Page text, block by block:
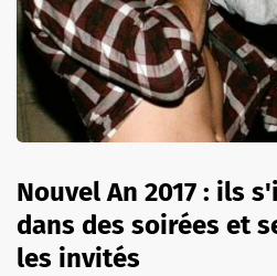
Nouvel An 2017 : ils
dans des soirées et
les invités